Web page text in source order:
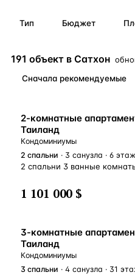
ВСЕ НАПРАВЛЕНИЯ →
Тип Бюджет
191 объект в Сатхон
2-комнатные
Таиланд
Кондоминиумы
2 спальни · 3 санузла · 6 этаж
2 спальни 3 ванные
1 101 000 $
3-комнатные
Таиланд
Кондоминиумы
3 спальни · 4 санузла · 31